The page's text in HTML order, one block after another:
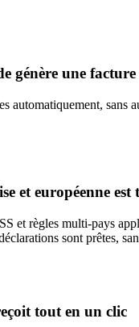
génère une
automatiquement, sans
et européenne
et règles multi-pays
sont prêtes,
tout en un clic